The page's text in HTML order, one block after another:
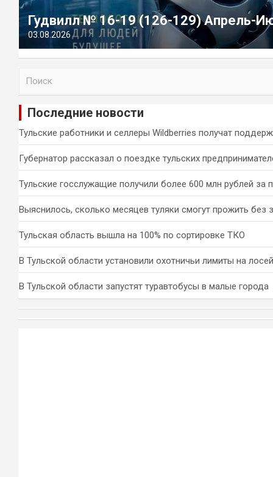
Гудвилл № 16-19 (126-129) Апрель-
03.08.2026
и
Последние новости
Тульские работники и селлеры Wildberries получат
Губернатор рассказал о поездке тульских
Тульские госслужащие получили более 600 млн рублей за
Выяснилось, сколько месяцев туляки смогут прожить без
Тульская область вышла на 100% по сортировке ТКО
В Тульской области установили охотничьи лимиты на
В Тульской области запустят туравтобусы в малые города